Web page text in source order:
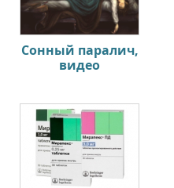
Сонный паралич,
видео